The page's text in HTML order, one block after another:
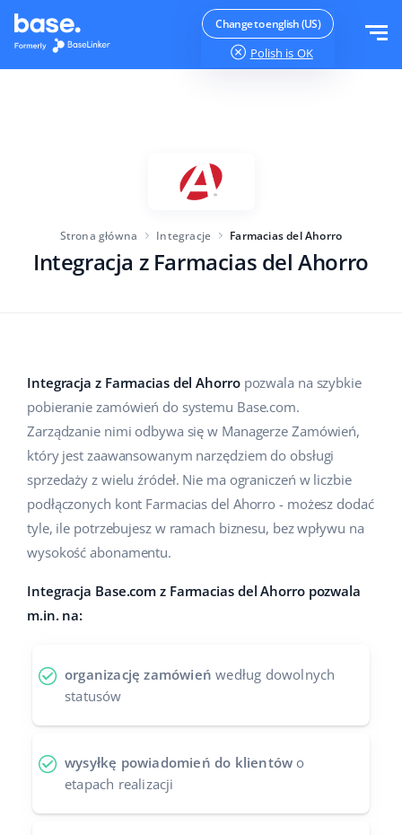
Change to english (US)
Polish is OK
Magazyn
Najważniejsze funkcje
Sprzedaż na marketplace
Automatyzacja procesów
Zarządzanie wysyłką
Automatyzacja cen
AI dla e-commerce
Ekosystem
Super Merchant
Responso
Dla startujących e-commerce
Dom i ogród
Dziecko
Elektronika
Motoryzacja
Zdrowie i uroda
Cennik
Pomoc
Akademia
Wdrożenia systemu
Audyt konta
Inne
Polski
english (GB)
english (IN)
čeština
deutsch
Ελληνικά
español (AR)
Italiano
Zaloguj
Wypróbuj za darmo
Strona główna Integracje Farmacias del Ahorro
Integracja z Farmacias del Ahorro
Integracja z Farmacias del Ahorropozwala na szybkie
pobieranie zamówień do systemu Base.com.
Zarządzanie nimi odbywa się w Managerze Zamówień,
który jest zaawansowanym narzędziem do obsługi
sprzedaży z wielu źródeł. Nie ma ograniczeń w liczbie
podłączonych kont Farmacias del Ahorro - możesz dodać
tyle, ile potrzebujesz w ramach biznesu, bez wpływu na
wysokość abonamentu.
Integracja Base.com z Farmacias del Ahorro pozwala
m.in. na:
organizację zamówień według dowolnych
statusów
wysyłkę powiadomień do klientów o
etapach realizacji